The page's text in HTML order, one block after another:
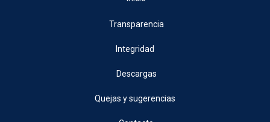
Transparencia
Integridad
Descargas
Quejas y sugerencias